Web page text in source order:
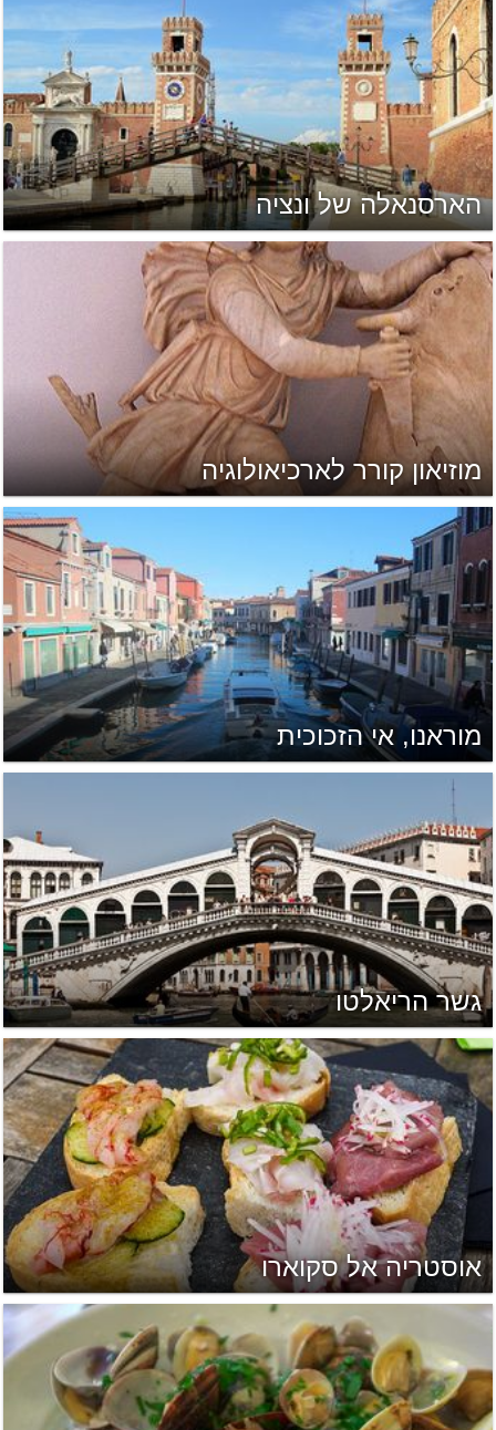
הארסנאלה של ונציה
מוזיאון קורר לארכיאולוגיה
מוראנו, אי הזכוכית
גשר הריאלטו
אוסטריה אל סקוארו